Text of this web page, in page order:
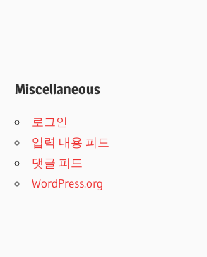
Miscellaneous
로그인
입력 내용 피드
댓글 피드
WordPress.org